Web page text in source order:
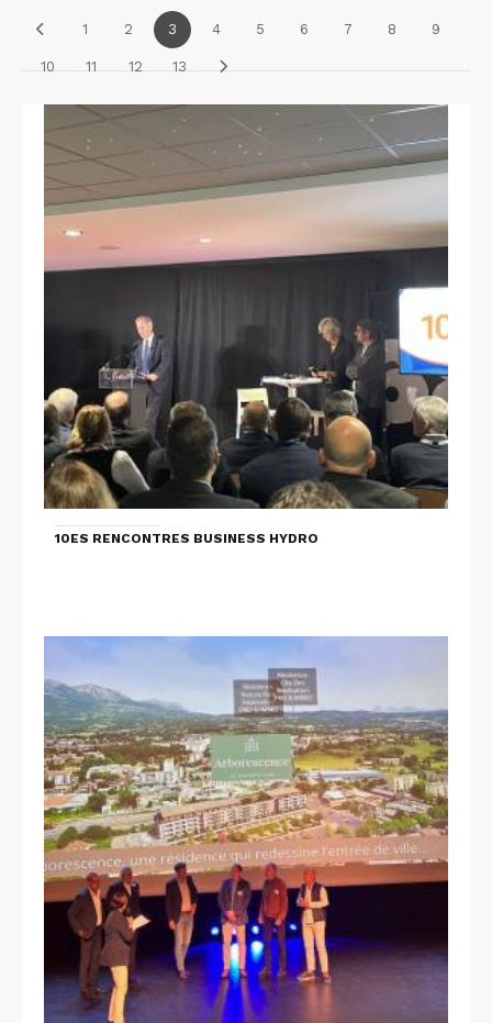
1 2 3 4 5 6 7 8 9
10 11 12 13
10ES RENCONTRES BUSINESS HYDRO